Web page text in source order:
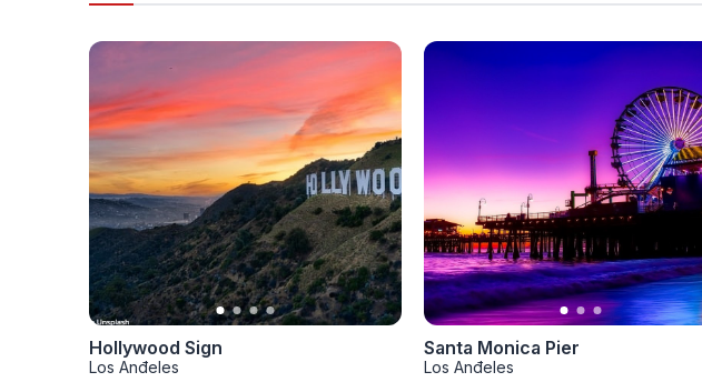
Hollywood Sign
Los Anđeles
Santa Monica Pier
Los Anđeles